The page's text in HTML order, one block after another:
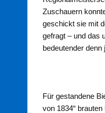
Zuschauern
geschickt sie mit
gefragt – und das
bedeutender denn
Für gestandene
von 1834“